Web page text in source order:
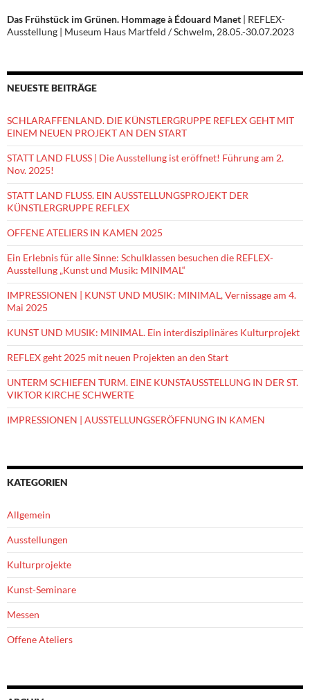
Das Frühstück im Grünen. Hommage à Édouard Manet | REFLEX-
Ausstellung | Museum Haus Martfeld / Schwelm, 28.05.-30.07.2023
NEUESTE BEITRÄGE
SCHLARAFFENLAND. DIE KÜNSTLERGRUPPE REFLEX GEHT MIT
EINEM NEUEN PROJEKT AN DEN START
STATT LAND FLUSS | Die Ausstellung ist eröffnet! Führung am 2.
Nov. 2025!
STATT LAND FLUSS. EIN AUSSTELLUNGSPROJEKT DER
KÜNSTLERGRUPPE REFLEX
OFFENE ATELIERS IN KAMEN 2025
Ein Erlebnis für alle Sinne: Schulklassen besuchen die REFLEX-
Ausstellung „Kunst und Musik: MINIMAL“
IMPRESSIONEN | KUNST UND MUSIK: MINIMAL, Vernissage am 4.
Mai 2025
KUNST UND MUSIK: MINIMAL. Ein interdisziplinäres Kulturprojekt
REFLEX geht 2025 mit neuen Projekten an den Start
UNTERM SCHIEFEN TURM. EINE KUNSTAUSSTELLUNG IN DER ST.
VIKTOR KIRCHE SCHWERTE
IMPRESSIONEN | AUSSTELLUNGSERÖFFNUNG IN KAMEN
KATEGORIEN
Allgemein
Ausstellungen
Kulturprojekte
Kunst-Seminare
Messen
Offene Ateliers